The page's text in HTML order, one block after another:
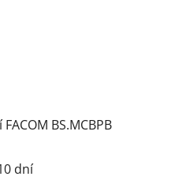
BS.MCBPB
hodnocení
dní